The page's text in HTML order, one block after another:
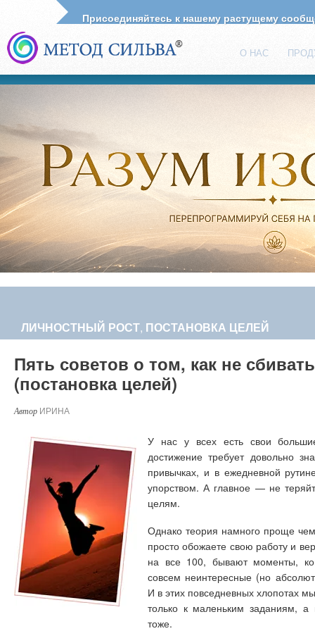
О НАС
Присоединяйтесь к нашему растущему
ЛИЧНОСТНЫЙ РОСТ, ПОСТАНОВКА ЦЕЛЕЙ
Пять советов о том, как не
(постановка целей)
ИРИНА
У нас у всех есть свои
достижение требует довольно
привычках, и в ежедневной
упорством. А главное — не
целям.
Однако теория намного проще
просто обожаете свою работу и
на все 100, бывают моменты,
совсем неинтересные (но
И в этих повседневных хлопотах
только к маленьким заданиям,
тоже.